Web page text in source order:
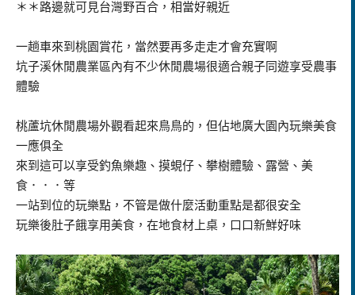
＊＊路邊就可見台灣野百合，相當好親近
一趟車來到桃園賞花，當然要再多走走才會充實啊
坑子溪休閒農業區內有不少休閒農場很適合親子同遊享受農事
體驗
桃蘆坑休閒農場外觀看起來鳥鳥的，但佔地廣大園內玩樂美食
一應俱全
來到這可以享受釣魚樂趣、摸蜆仔、攀樹體驗、露營、美
食．．．等
一站到位的玩樂點，不管是做什麼活動重點是都很安全
玩樂後肚子餓享用美食，在地食材上桌，口口新鮮好味